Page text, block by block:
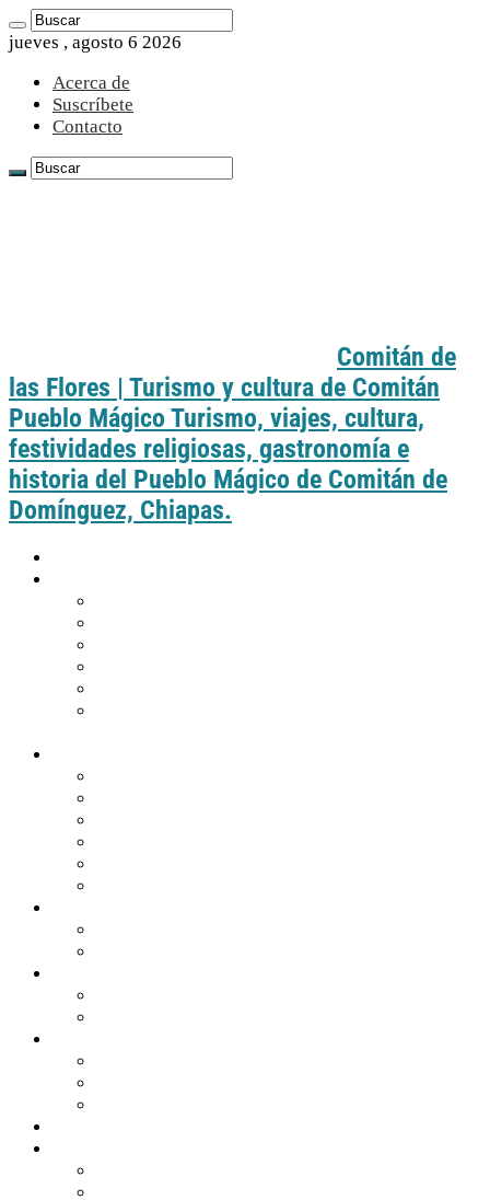
jueves , agosto 6 2026
Acerca de
Suscríbete
Contacto
Comitán de
las Flores | Turismo y cultura de Comitán
Pueblo Mágico Turismo, viajes, cultura,
festividades religiosas, gastronomía e
historia del Pueblo Mágico de Comitán de
Domínguez, Chiapas.